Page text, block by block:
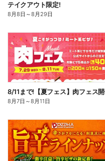
テイクアウト限定!
8月8日 ～8月29日
8月7日 ～8月11日